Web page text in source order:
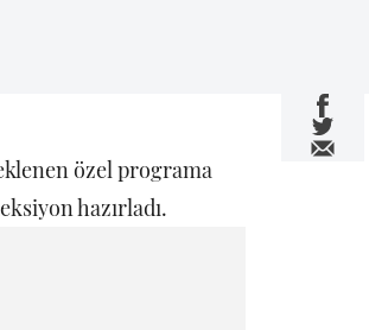
özel programa
hazırladı.